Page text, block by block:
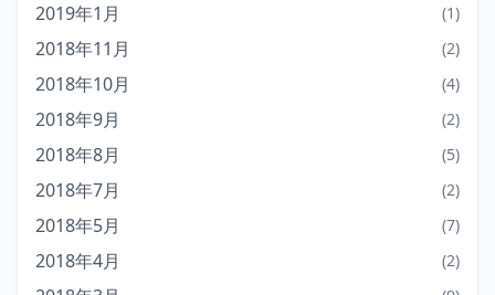
2019年1月 (1)
2018年11月 (2)
2018年10月 (4)
2018年9月 (2)
2018年8月 (5)
2018年7月 (2)
2018年5月 (7)
2018年4月 (2)